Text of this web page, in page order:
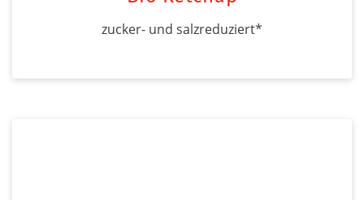
zucker- und salzreduziert*